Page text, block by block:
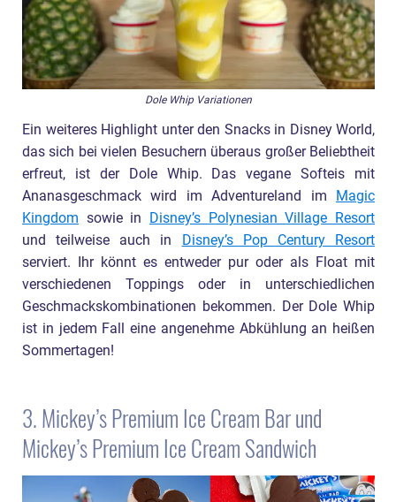
Dole Whip Variationen
Ein weiteres Highlight unter den Snacks in Disney World,
das sich bei vielen Besuchern überaus großer Beliebtheit
erfreut, ist der Dole Whip. Das vegane Softeis mit
Ananasgeschmack wird im Adventureland im
Magic
Kingdom sowie in
Disney’s Polynesian Village Resort
und teilweise auch in
Disney’s Pop Century Resort
serviert. Ihr könnt es entweder pur oder als Float mit
verschiedenen Toppings oder in unterschiedlichen
Geschmackskombinationen bekommen. Der Dole Whip
ist in jedem Fall eine angenehme Abkühlung an heißen
Sommertagen!
3. Mickey’s Premium Ice Cream Bar und
Mickey’s Premium Ice Cream Sandwich